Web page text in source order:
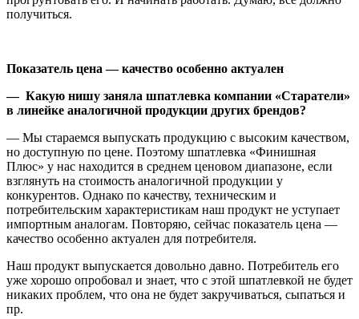
получиться.
Показатель цена — качество особенно актуален
— Какую нишу заняла шпатлевка компании «Старатели»
в линейке аналогичной продукции других брендов?
— Мы стараемся выпускать продукцию с высоким качеством,
но доступную по цене. Поэтому шпатлевка «Финишная
Плюс» у нас находится в среднем ценовом диапазоне, если
взглянуть на стоимость аналогичной продукции у
конкурентов. Однако по качеству, техническим и
потребительским характеристикам наш продукт не уступает
импортным аналогам. Повторяю, сейчас показатель цена —
качество особенно актуален для потребителя.
Наш продукт выпускается довольно давно. Потребитель его
уже хорошо опробовал и знает, что с этой шпатлевкой не будет
никаких проблем, что она не будет закручиваться, сыпаться и
пр.